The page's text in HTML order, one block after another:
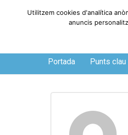
Dissabte, 8 de agosto de
Portada Punts
Utilitzem cookies d'analítica
anuncis